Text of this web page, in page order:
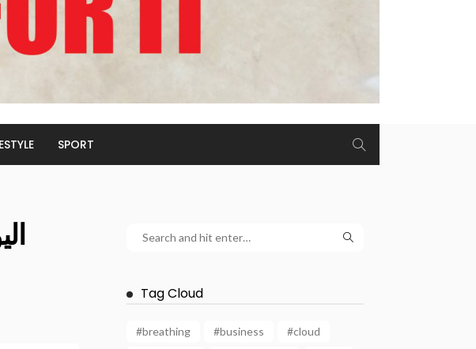
SPORT
Tag Cloud
#breathing #business
#cloud